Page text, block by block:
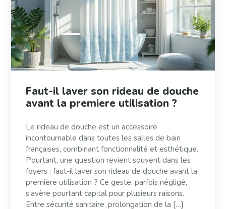
Faut-il laver son rideau de douche
avant la premiere utilisation ?
Le rideau de douche est un accessoire
incontournable dans toutes les salles de bain
françaises, combinant fonctionnalité et esthétique.
Pourtant, une question revient souvent dans les
foyers : faut-il laver son rideau de douche avant la
première utilisation ? Ce geste, parfois négligé,
s’avère pourtant capital pour plusieurs raisons.
Entre sécurité sanitaire, prolongation de la […]